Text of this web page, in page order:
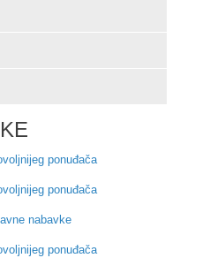
ponuđača
ponuđača
nabavke
ponuđača